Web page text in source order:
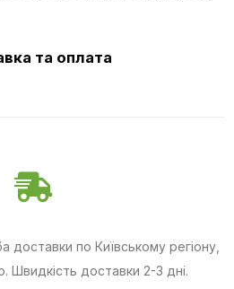
та оплата
доставки по Київському регіону,
доставки 2-3 дні.